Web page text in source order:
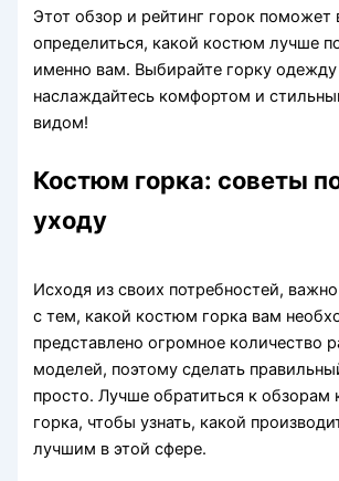
Этот обзор и рейтинг горок поможет
определиться, какой костюм лучше
именно вам. Выбирайте горку одежду
наслаждайтесь комфортом и
видом!
Костюм горка: советы
уходу
Исходя из своих потребностей,
с тем, какой костюм горка вам
представлено огромное количество
моделей, поэтому сделать
просто. Лучше обратиться к
горка, чтобы узнать, какой
лучшим в этой сфере.